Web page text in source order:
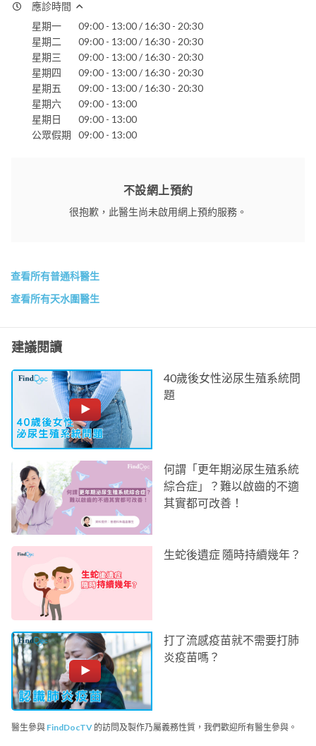
應診時間
星期一
09:00 - 13:00 / 16:30 - 20:30
星期二
09:00 - 13:00 / 16:30 - 20:30
星期三
09:00 - 13:00 / 16:30 - 20:30
星期四
09:00 - 13:00 / 16:30 - 20:30
星期五
09:00 - 13:00 / 16:30 - 20:30
星期六
09:00 - 13:00
星期日
09:00 - 13:00
公眾假期
09:00 - 13:00
不設網上預約
很抱歉，此醫生尚未啟用網上預約服務。
查看所有普通科醫生
查看所有天水圍醫生
建議閱讀
40歲後女性泌尿生殖系統問
題
何謂「更年期泌尿生殖系統
綜合症」？難以啟齒的不適
其實都可改善！
生蛇後遺症 隨時持續幾年？
打了流感疫苗就不需要打肺
炎疫苗嗎？
醫生參與 FindDocTV 的訪問及製作乃屬義務性質，我們歡迎所有醫生參與。